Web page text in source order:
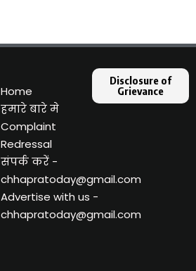
Home
हमारे बारे मे
Complaint
Redressal
संपर्क करें -
chhapratoday@gmail.com
Advertise with us -
chhapratoday@gmail.com
Disclosure of
Grievance